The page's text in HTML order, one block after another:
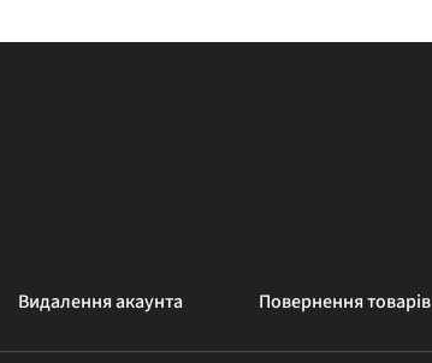
Видалення акаунта Повернення товарів